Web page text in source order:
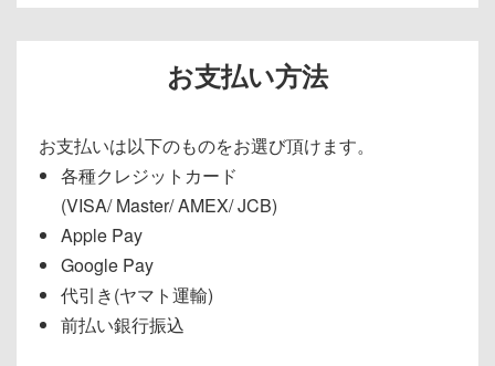
お支払い方法
お支払いは以下のものをお選び頂けます。
各種クレジットカード
(VISA/ Master/ AMEX/ JCB)
Apple Pay
Google Pay
代引き(ヤマト運輸)
前払い銀行振込